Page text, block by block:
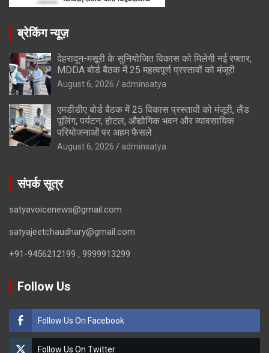
ब्रेकिंग न्यूज़
देहरादून-मसूरी के सुनियोजित विकास को मिलेगी नई रफ्तार,
MDDA बोर्ड बैठक में 25 महत्वपूर्ण प्रस्तावों को मंजूरी
August 6, 2026 adminsatya
एमडीडीए बोर्ड बैठक में 25 विकास प्रस्तावों को मंजूरी, लैंड
पूलिंग, पर्यटन, होटल, औद्योगिक भवन और व्यावसायिक
परियोजनाओं पर अहम फैसले
August 6, 2026 adminsatya
संपर्क सूत्र
satyavoicenews@gmail.com
satyajeetchaudhary@gmail.com
+91-9456212199 , 9999913299
Follow Us
Follow Us On Facebook
Follow Us On Twitter